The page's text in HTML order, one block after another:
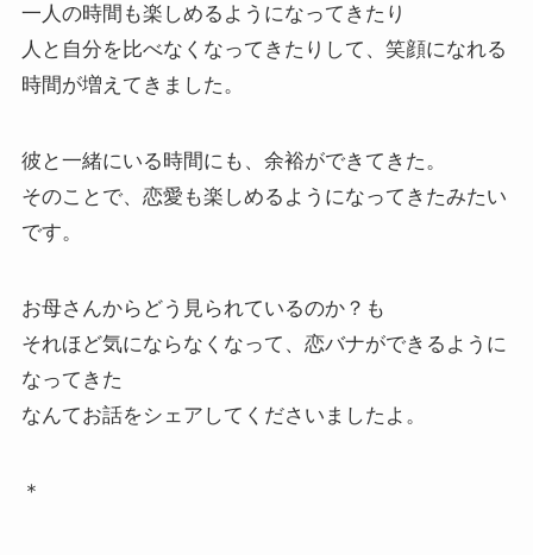
一人の時間も楽しめるようになってきたり
人と自分を比べなくなってきたりして、笑顔になれる
時間が増えてきました。
彼と一緒にいる時間にも、余裕ができてきた。
そのことで、恋愛も楽しめるようになってきたみたい
です。
お母さんからどう見られているのか？も
それほど気にならなくなって、恋バナができるように
なってきた
なんてお話をシェアしてくださいましたよ。
＊